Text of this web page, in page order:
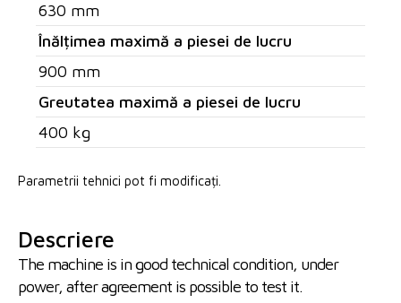
630 mm
Înălțimea maximă a piesei de lucru
900 mm
Greutatea maximă a piesei de lucru
400 kg
Parametrii tehnici pot fi modificați.
Descriere
The machine is in good technical condition, under
power, after agreement is possible to test it.